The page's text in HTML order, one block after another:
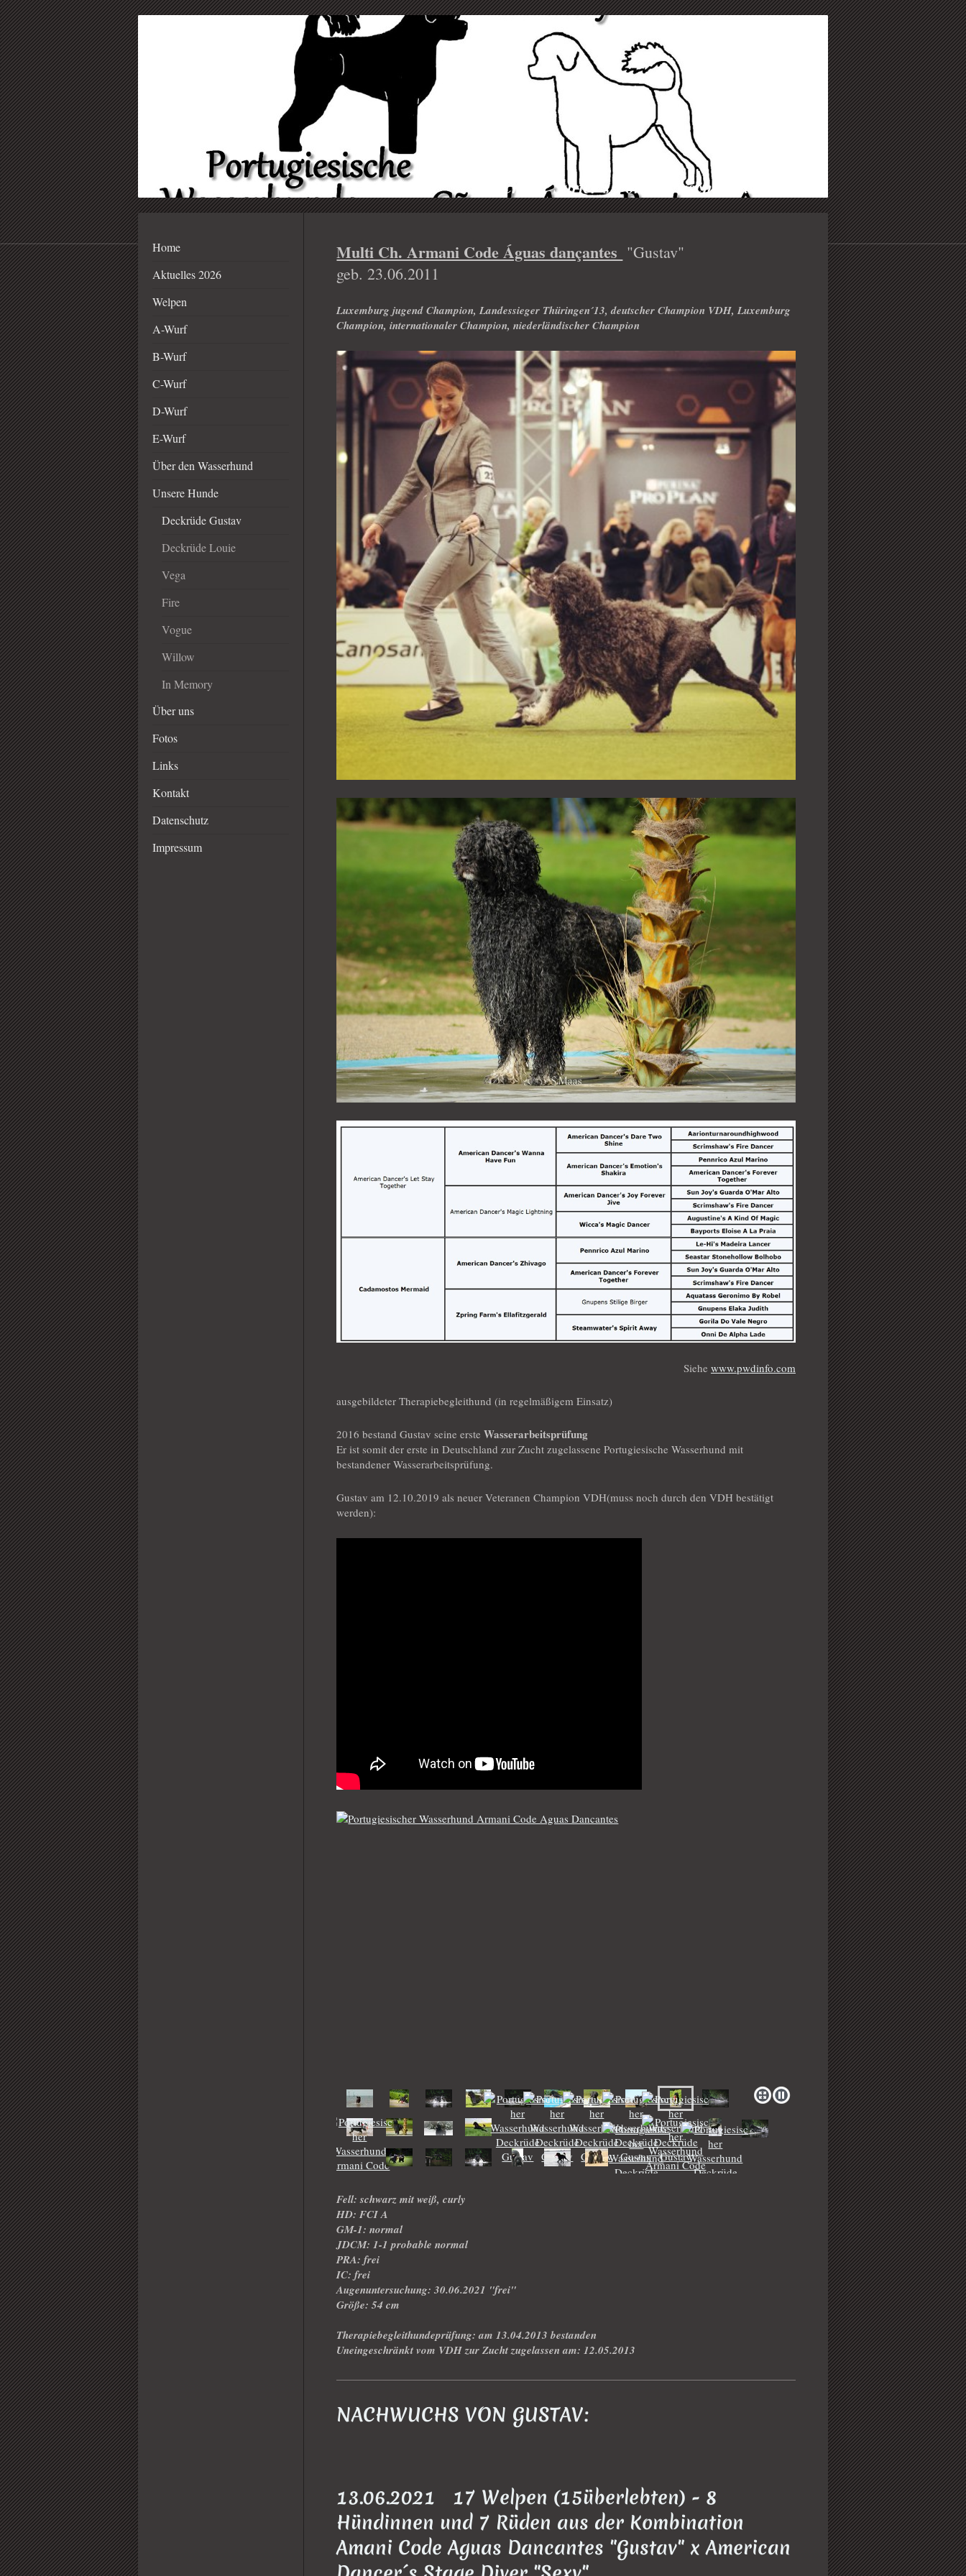
Crowd Surfer´s Portugiesische Wasserhunde
Home
Aktuelles 2026
Welpen
A-Wurf
B-Wurf
C-Wurf
D-Wurf
E-Wurf
Über den Wasserhund
Unsere Hunde
Deckrüde Gustav
Deckrüde Louie
Vega
Fire
Vogue
Willow
In Memory
Über uns
Fotos
Links
Kontakt
Datenschutz
Impressum
Multi Ch. Armani Code Águas dançantes "Gustav"
geb. 23.06.2011
Luxemburg jugend Champion, Landessieger Thüringen´13, deutscher Champion VDH, Luxemburg
Champion, internationaler Champion, niederländischer Champion
Siehe www.pwdinfo.com
ausgebildeter Therapiebegleithund (in regelmäßigem Einsatz)
2016 bestand Gustav seine ersteWasserarbeitsprüfung
Er ist somit der erste in Deutschland zur Zucht zugelassene Portugiesische Wasserhund mit
bestandener Wasserarbeitsprüfung.
Gustav am 12.10.2019 als neuer Veteranen Champion VDH(muss noch durch den VDH bestätigt
werden):
Fell: schwarz mit weiß, curly
HD: FCI A
GM-1: normal
JDCM: 1-1 probable normal
PRA: frei
IC: frei
Augenuntersuchung: 30.06.2021 "frei"
Größe: 54 cm
Therapiebegleithundeprüfung: am 13.04.2013 bestanden
Uneingeschränkt vom VDH zur Zucht zugelassen am: 12.05.2013
NACHWUCHS VON GUSTAV:
13.06.2021 17 Welpen (15überlebten) - 8
Hündinnen und 7 Rüden aus der Kombination
Amani Code Aguas Dancantes "Gustav" x American